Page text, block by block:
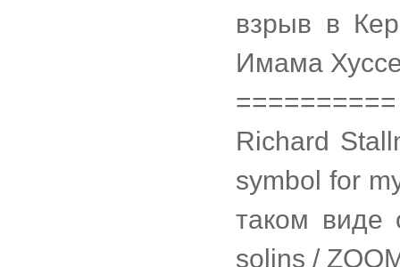
взрыв в
Имама
==========
Richard
symbol for
таком виде
solins /